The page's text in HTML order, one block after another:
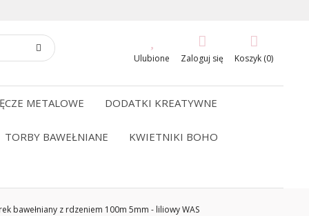
Ulubione Zaloguj się Koszyk (0)
METALOWE DODATKI KREATYWNE
TORBY BAWEŁNIANE KWIETNIKI BOHO
bawełniany z rdzeniem 100m 5mm - liliowy WAS